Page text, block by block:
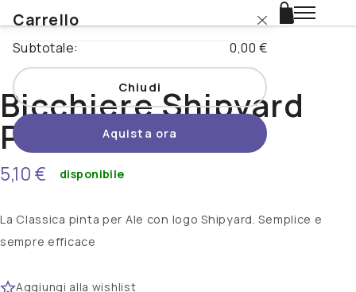
Login
Catalogo
Stili
Nazioni
Novità
Carrello
Subtotale: 0,00 €
Chiudi
Aquista ora
Bicchiere Shipyard
Pinta Classica
5,10 € disponibile
La Classica pinta per Ale con logo Shipyard. Semplice e
sempre efficace
Aggiungi alla wishlist